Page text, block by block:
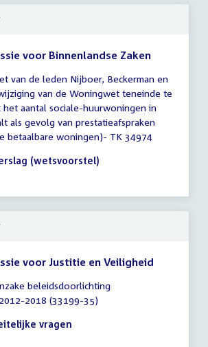
voor Binnenlandse Zaken
van de leden Nijboer, Beckerman en
van de Woningwet teneinde te
aantal sociale-huurwoningen in
als gevolg van prestatieafspraken
betaalbare woningen)- TK 34974
(wetsvoorstel)
voor Justitie en Veiligheid
beleidsdoorlichting
2018 (33199-35)
vragen